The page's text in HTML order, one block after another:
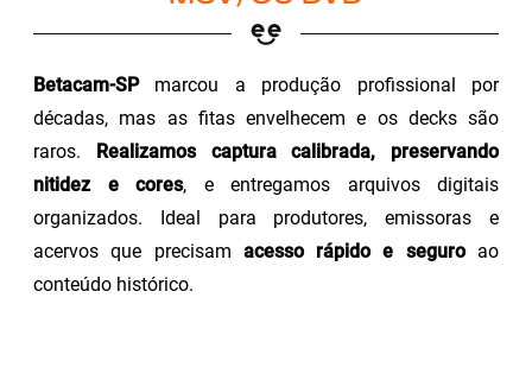
Betacam-SPmarcou a produção profissional por
décadas, mas as fitas envelhecem e os decks são
raros.
Realizamos captura calibrada, preservando
nitidez e cores, e entregamos arquivos digitais
organizados. Ideal para produtores, emissoras e
acervos que precisam acesso rápido e seguroao
conteúdo histórico.